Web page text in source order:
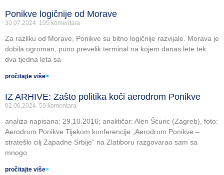
Ponikve logičnije od Morave
30.07.2024. 105 komentara
Za razliku od Morave, Ponikve su bitno logičnije razvijale. Morava je
dobila ogroman, puno prevelik terminal na kojem danas lete tek
dva tjedna leta sa
pročitajte više>
IZ ARHIVE: Zašto politika koči aerodrom Ponikve
02.06.2024. 59 komentara
analiza napisana: 29.10.2016; analitičar: Alen Šćuric (Zagreb), foto:
Aerodrom Ponikve Tijekom konferencije „Aerodrom Ponikve –
strateški cilj Zapadne Srbije“ na Zlatiboru razgovarao sam sa
mnogo
pročitajte više>